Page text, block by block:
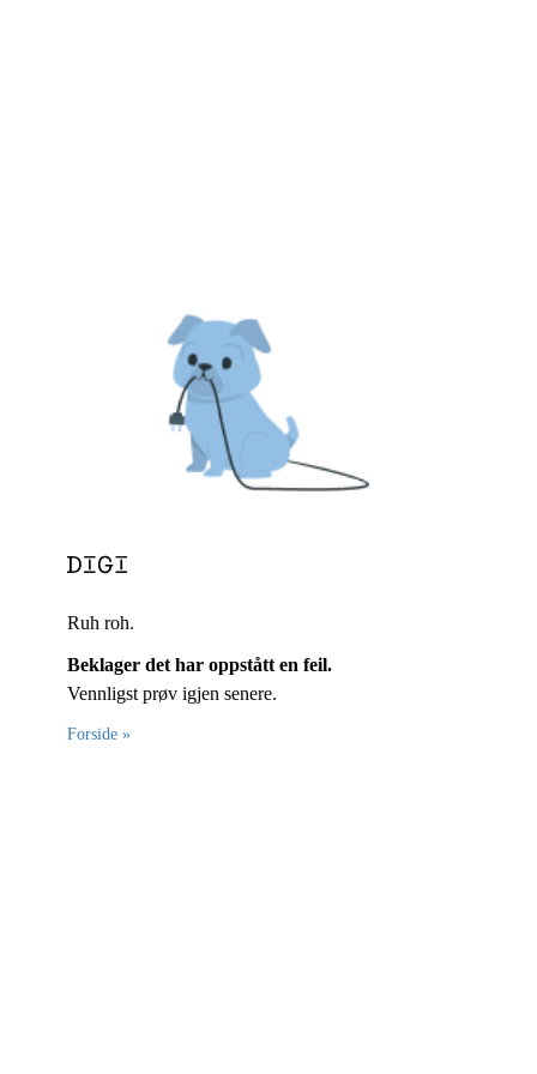
Ruh roh.
Beklager det har oppstått en feil.
Vennligst prøv igjen senere.
Forside »